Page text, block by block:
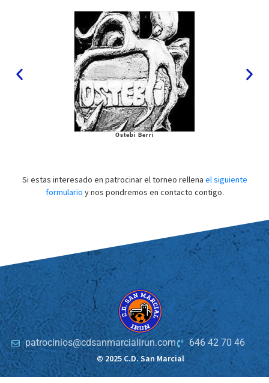
Ostebi Berri
Si estas interesado en patrocinar el torneo rellena el siguiente
formulario y nos pondremos en contacto contigo.
patrocinios@cdsanmarcialirun.com
646 42 70 46
© 2025 C.D. San Marcial